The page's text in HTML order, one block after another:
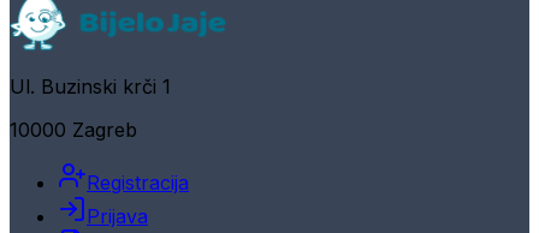
Ul. Buzinski krči 1
10000 Zagreb
Registracija
Prijava